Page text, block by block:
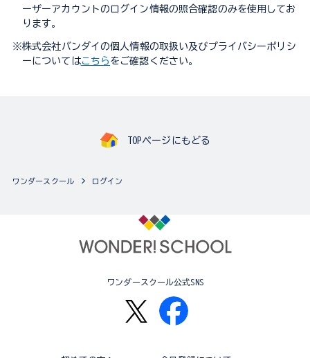
ーザーアカウントのログイン情報の照合確認のみを使用してお
ります。
※株式会社バンダイの個人情報の取扱い及びプライバシーポリシ
ーについてはこちら をご確認ください。
TOPページにもどる
ワンダースクール ログイン
ワンダースクール公式SNS